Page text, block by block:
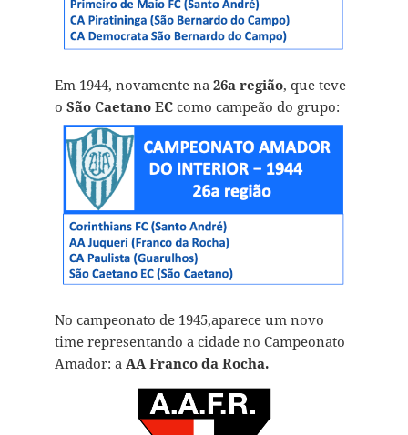
Em 1944, novamente na 26a região, que teve
o São Caetano ECcomo campeão do grupo:
No campeonato de 1945,aparece um novo
time representando a cidade no Campeonato
Amador: a AA Franco da Rocha.